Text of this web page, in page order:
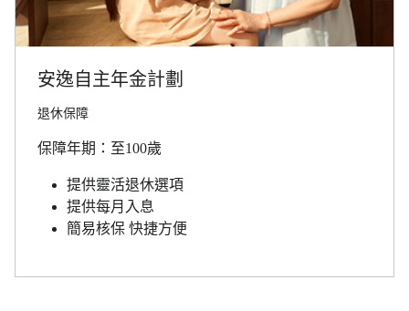
安逸自主年金計劃
退休保障
保障年期：至100歲
提供靈活退休選項
提供每月入息
簡易核保 快捷方便